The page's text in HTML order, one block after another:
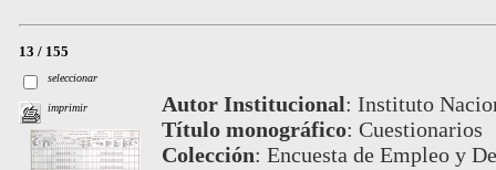
13 / 155
seleccionar
imprimir Autor Institucional: Instituto
Título monográfico: Cuestionarios
Colección: Encuesta de Empleo y